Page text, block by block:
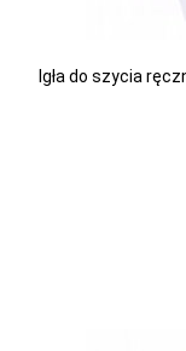
Igła do szycia